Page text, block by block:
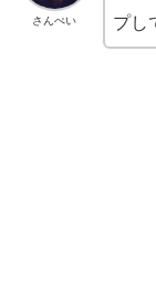
さんぺい
プし